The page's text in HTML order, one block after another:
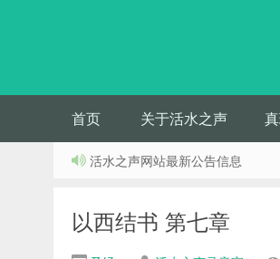
首页 关于活水之声
活水之声网站最新公告信息
以西结书 第七章